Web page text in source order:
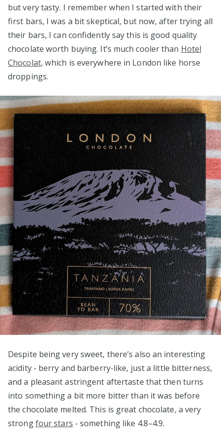
but very tasty. I remember when I started with their
first bars, I was a bit skeptical, but now, after trying all
their bars, I can confidently say this is good quality
chocolate worth buying. It’s much cooler than Hotel
Chocolat, which is everywhere in London like horse
droppings.
Despite being very sweet, there’s also an interesting
acidity - berry and barberry-like, just a little bitterness,
and a pleasant astringent aftertaste that then turns
into something a bit more bitter than it was before
the chocolate melted. This is great chocolate, a very
strongfour stars - something like 4.8–4.9.